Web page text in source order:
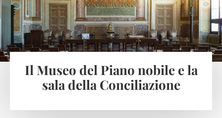
Il Museo del Piano nobile e la
sala della Conciliazione